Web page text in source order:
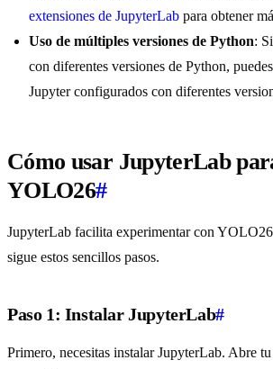
extensiones de JupyterLab para obtener
Uso de múltiples versiones de Python:
con diferentes versiones de Python,
Jupyter configurados con diferentes
Cómo usar JupyterLab
YOLO26#
JupyterLab facilita experimentar con
sigue estos sencillos pasos.
Paso 1: Instalar JupyterLab#
Primero, necesitas instalar JupyterLab. Abre